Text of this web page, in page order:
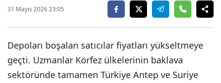
31 Mayıs 2026 23:05
Depoları boşalan satıcılar fiyatları yükseltmeye
geçti. Uzmanlar Körfez ülkelerinin baklava
sektöründe tamamen Türkiye Antep ve Suriye